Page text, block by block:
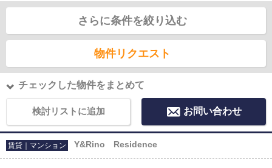
さらに条件を絞り込む
物件リクエスト
チェックした物件をまとめて
検討リストに追加 お問い合わせ
賃貸｜マンション Y&Rino Residence